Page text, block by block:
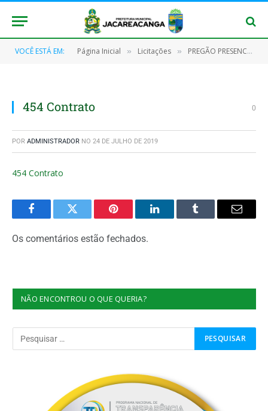
VOCÊ ESTÁ EM: Página Inicial » Licitações » PREGÃO PRESENCIAL SRP Nº 003/2019-PMJ (Registro de preços para eventual aquisição de gêneros alimentícios perecíveis e não perecíveis para a merenda escolar, destinados aos alunos da rede municipal (Ensino infantil, Fundamental, Médio, EJA e Escolas Indígenas))
454 Contrato 0
POR ADMINISTRADOR NO 24 DE JULHO DE 2019
454 Contrato
FacebookTwitter Pinterest O
Tumblr
E-
Os comentários estão fechados.
NÃO ENCONTROU O QUE QUERIA?